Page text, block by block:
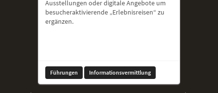
Ausstellungen oder digitale Angebote um
besucheraktivierende „Erlebnisreisen“ zu
ergänzen.
Führungen Informationsvermittlung